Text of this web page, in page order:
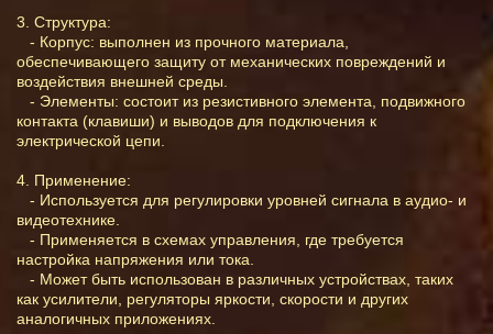
3. Структура:
- Корпус: выполнен из прочного материала,
обеспечивающего защиту от механических повреждений и
воздействия внешней среды.
- Элементы: состоит из резистивного элемента, подвижного
контакта (клавиши) и выводов для подключения к
электрической цепи.
4. Применение:
- Используется для регулировки уровней сигнала в аудио- и
видеотехнике.
- Применяется в схемах управления, где требуется
настройка напряжения или тока.
- Может быть использован в различных устройствах, таких
как усилители, регуляторы яркости, скорости и других
аналогичных приложениях.